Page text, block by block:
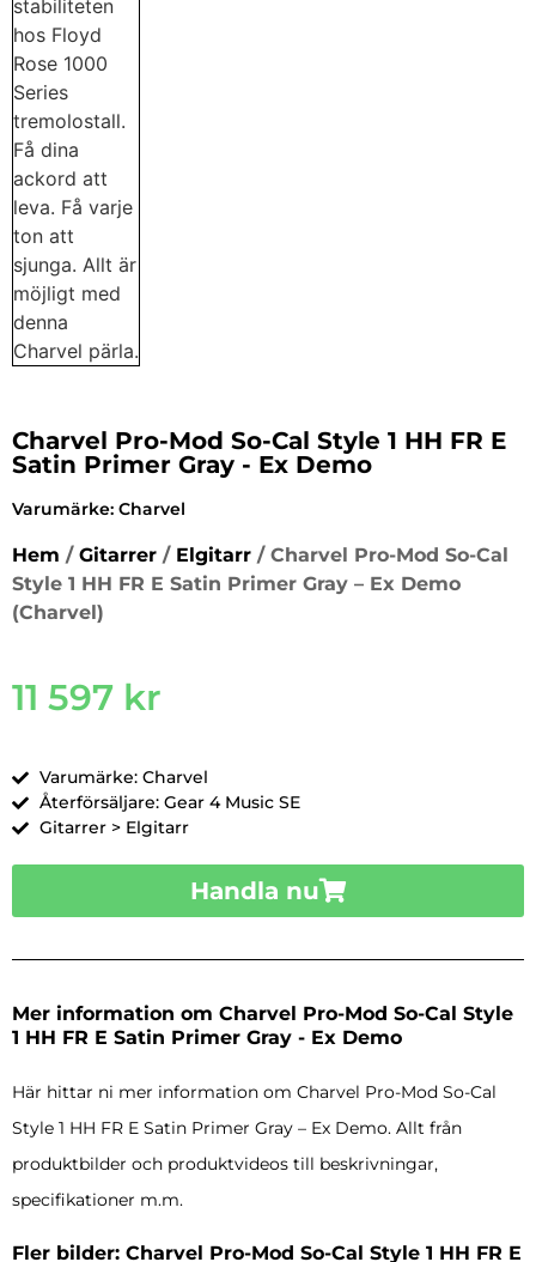
Charvel Pro-Mod So-Cal Style 1 HH FR E
Satin Primer Gray - Ex Demo
Varumärke: Charvel
Hem / Gitarrer / Elgitarr / Charvel Pro-Mod So-Cal
Style 1 HH FR E Satin Primer Gray – Ex Demo
(Charvel)
11 597 kr
Varumärke: Charvel
Återförsäljare: Gear 4 Music SE
Gitarrer > Elgitarr
Handla nu
Mer information om Charvel Pro-Mod So-Cal Style
1 HH FR E Satin Primer Gray - Ex Demo
Här hittar ni mer information om Charvel Pro-Mod So-Cal
Style 1 HH FR E Satin Primer Gray – Ex Demo. Allt från
produktbilder och produktvideos till beskrivningar,
specifikationer m.m.
Fler bilder: Charvel Pro-Mod So-Cal Style 1 HH FR E